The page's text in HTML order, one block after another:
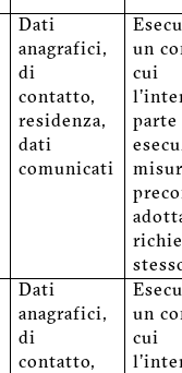
Dati
anagrafici,
di
contatto,
residenza,
dati
comunicati
un
cui
parte
Dati
anagrafici,
di
contatto,
un
cui